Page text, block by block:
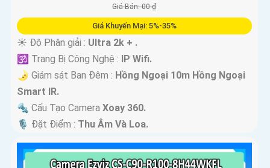
Giá Bán: 00 ₫
Giá Khuyến Mại: 5%-35%
☀️ Độ Phân giải : Ultra 2k + .
🕉️ Trang Bị Công Nghệ : IP Wifi.
🌛 Giám sát Ban Đêm : Hồng Ngoại 10m Hồng Ngoại
Smart IR.
🔩 Cấu Tạo Camera Xoay 360.
️🎙 Đặt Điểm : Thu Âm Và Loa.